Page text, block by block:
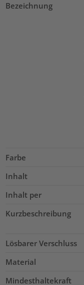
Bezeichnung
Farbe
Inhalt
Inhalt per
Kurzbeschreibung
Lösbarer Verschluss
Material
Mindesthaltekraft